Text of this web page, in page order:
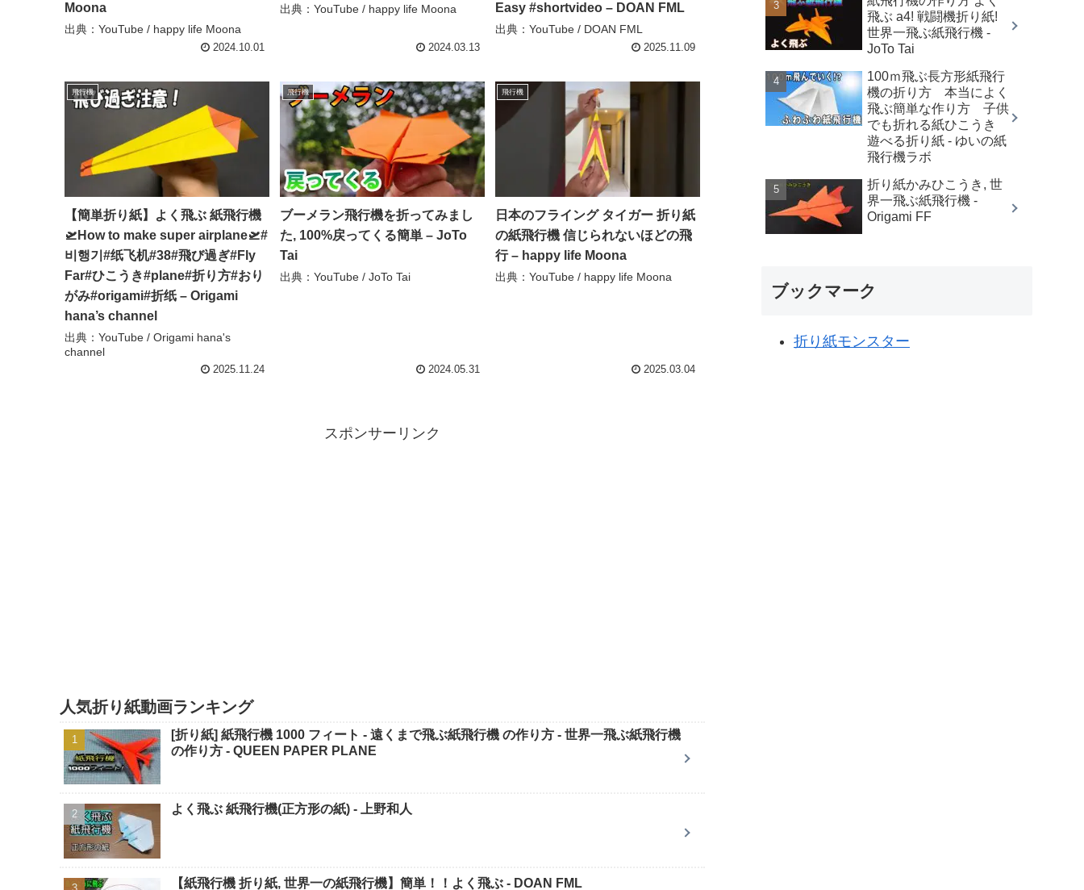
Moona
出典：YouTube / happy life Moona
2024.10.01
出典：YouTube / happy life Moona
2024.03.13
Easy #shortvideo – DOAN FML
出典：YouTube / DOAN FML
2025.11.09
飛行機
【簡単折り紙】よく飛ぶ 紙飛行機
🛫How to make super airplane🛫#
비행기#纸飞机#38#飛び過ぎ#Fly
Far#ひこうき#plane#折り方#おり
がみ#origami#折纸 – Origami
hana’s channel
出典：YouTube / Origami hana's
channel
2025.11.24
飛行機
ブーメラン飛行機を折ってみまし
た, 100%戻ってくる簡単 – JoTo
Tai
出典：YouTube / JoTo Tai
2024.05.31
飛行機
日本のフライング タイガー 折り紙
の紙飛行機 信じられないほどの飛
行 – happy life Moona
出典：YouTube / happy life Moona
2025.03.04
スポンサーリンク
人気折り紙動画ランキング
[折り紙] 紙飛行機 1000 フィート - 遠くまで飛ぶ紙飛行機 の作り方 - 世界一飛ぶ紙飛行機
の作り方 - QUEEN PAPER PLANE
よく飛ぶ 紙飛行機(正方形の紙) - 上野和人
【紙飛行機 折り紙, 世界一の紙飛行機】簡単！！よく飛ぶ - DOAN FML
飛ぶ a4! 戦闘機折り紙!
世界一飛ぶ紙飛行機 -
JoTo Tai
100ｍ飛ぶ長方形紙飛行
機の折り方 本当によく
飛ぶ簡単な作り方 子供
でも折れる紙ひこうき
遊べる折り紙 - ゆいの紙
飛行機ラボ
折り紙かみひこうき, 世
界一飛ぶ紙飛行機 -
Origami FF
ブックマーク
折り紙モンスター